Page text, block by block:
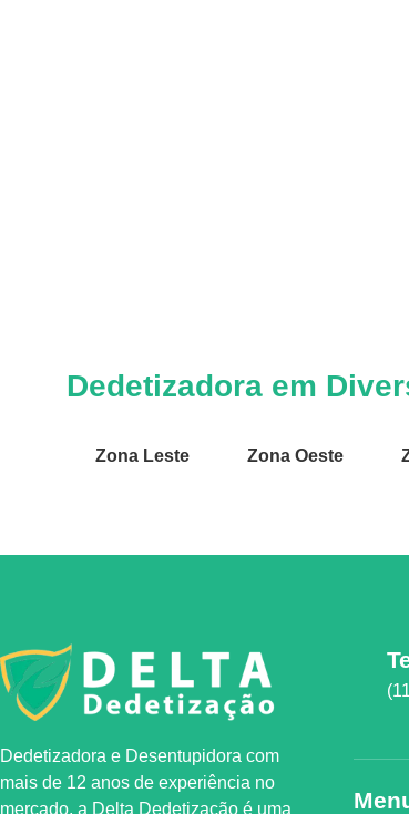
Dedetizadora em
Zona Leste Zona Oeste
Dedetizadora e Desentupidora com
mais de 12 anos de experiência no
mercado, a Delta Dedetização é uma